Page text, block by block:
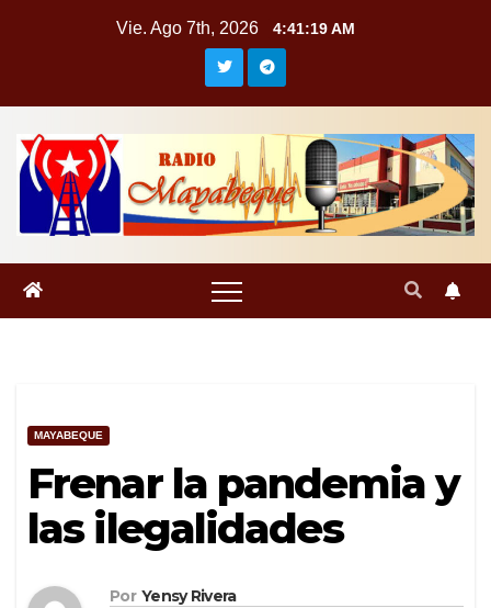
Vie. Ago 7th, 2026 4:41:20 AM
MAYABEQUE
Frenar la pandemia y
las ilegalidades
Por Yensy Rivera